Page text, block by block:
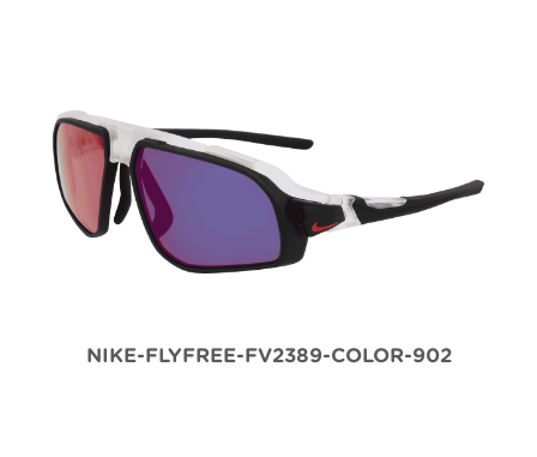
NIKE-FLYFREE-FV2389-COLOR-902